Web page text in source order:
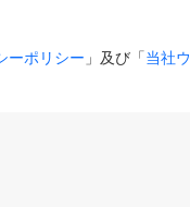
ーポリシー 」及び「当社ウ